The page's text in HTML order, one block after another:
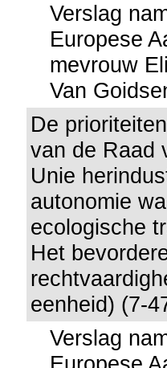
Verslag
Europese
mevrouw
Van
De
van de Raad
Unie
autonomie
ecologische
Het
eenheid) (7-
Verslag